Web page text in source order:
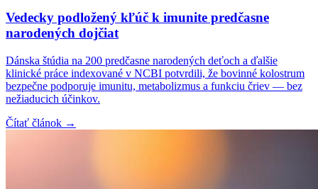
Vedecky podložený kľúč k imunite predčasne
narodených dojčiat
Dánska štúdia na 200 predčasne narodených deťoch a ďalšie
klinické práce indexované v NCBI potvrdili, že bovinné kolostrum
bezpečne podporuje imunitu, metabolizmus a funkciu čriev — bez
nežiaducich účinkov.
Čítať článok →